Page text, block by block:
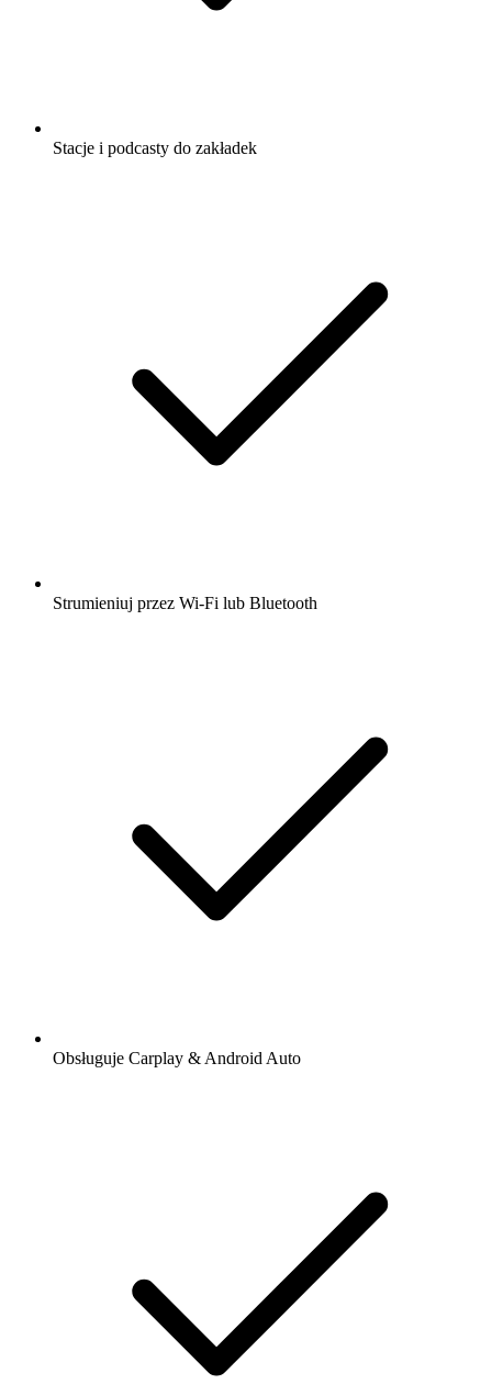
Stacje i podcasty do zakładek
Strumieniuj przez Wi-Fi lub Bluetooth
Obsługuje Carplay & Android Auto